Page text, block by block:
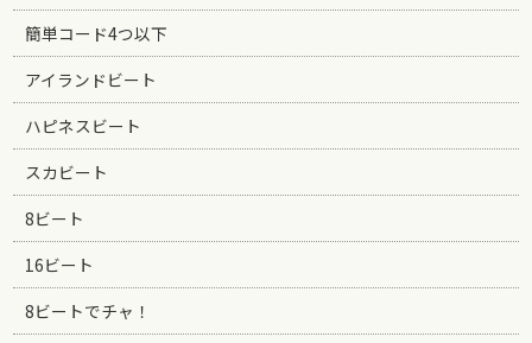
簡単コード4つ以下
アイランドビート
ハピネスビート
スカビート
8ビート
16ビート
8ビートでチャ！